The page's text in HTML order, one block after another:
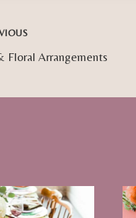
Floral Arrangements